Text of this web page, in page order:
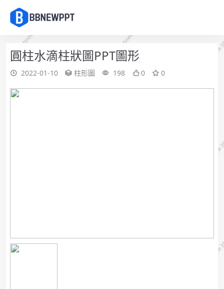
圓柱水滴柱狀圖PPT圖形
2022-01-10 柱形圖 198 0 0